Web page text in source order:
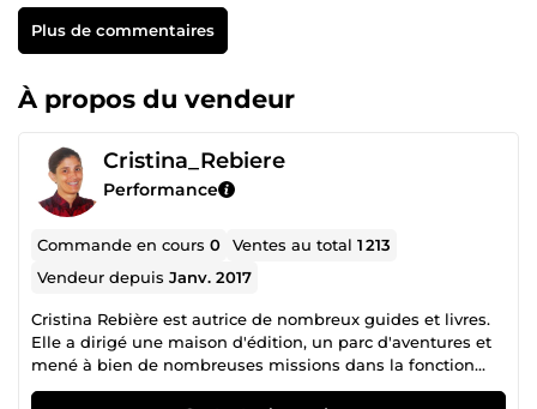
Plus de commentaires
À propos du vendeur
Cristina_Rebiere
Performance
Commande en cours0 Ventes au total1 213
Vendeur depuisJanv. 2017
Cristina Rebière est autrice de nombreux guides et livres.
Elle a dirigé une maison d'édition, un parc d'aventures et
mené à bien de nombreuses missions dans la fonction
publique européenne. Elle est aussi spécialisée dans la